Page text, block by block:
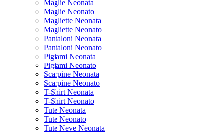
Maglie Neonata
Maglie Neonato
Magliette Neonata
Magliette Neonato
Pantaloni Neonata
Pantaloni Neonato
Pigiami Neonata
Pigiami Neonato
Scarpine Neonata
Scarpine Neonato
T-Shirt Neonata
T-Shirt Neonato
Tute Neonata
Tute Neonato
Tute Neve Neonata